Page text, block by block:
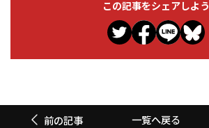
この記事をシェアしよう
前の記事 一覧へ戻る